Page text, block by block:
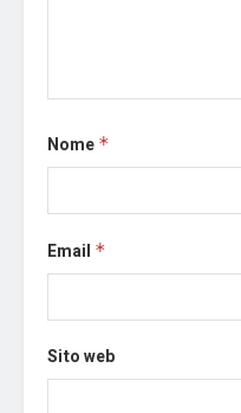
Nome *
Email *
Sito web